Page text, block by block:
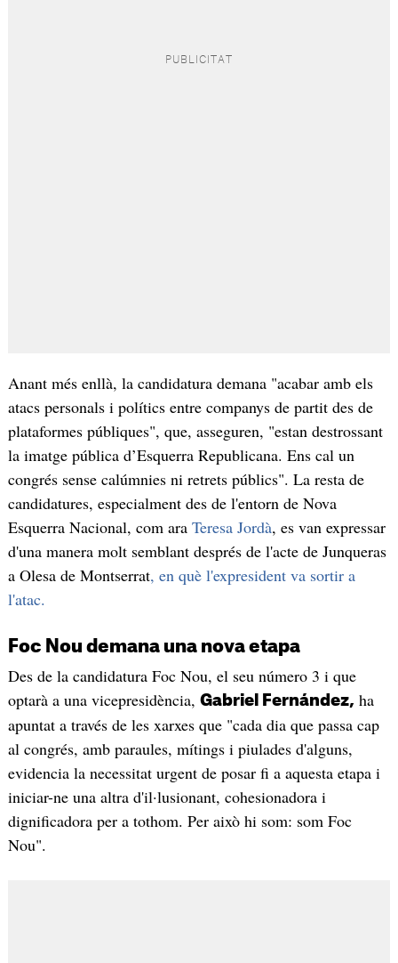
Anant més enllà, la candidatura demana "acabar amb els
atacs personals i polítics entre companys de partit des de
plataformes públiques", que, asseguren, "estan destrossant
la imatge pública d’Esquerra Republicana. Ens cal un
congrés sense calúmnies ni retrets públics". La resta de
candidatures, especialment des de l'entorn de Nova
Esquerra Nacional, com araTeresa Jordà, es van expressar
d'una manera molt semblant després de l'acte de Junqueras
a Olesa de Montserrat, en què l'expresident va sortir a
l'atac.
Foc Nou demana una nova etapa
Des de la candidatura Foc Nou, el seu número 3 i que
optarà a una vicepresidència, Gabriel Fernández, ha
apuntat a través de les xarxes que "cada dia que passa cap
al congrés, amb paraules, mítings i piulades d'alguns,
evidencia la necessitat urgent de posar fi a aquesta etapa i
iniciar-ne una altra d'il·lusionant, cohesionadora i
dignificadora per a tothom. Per això hi som: som Foc
Nou".